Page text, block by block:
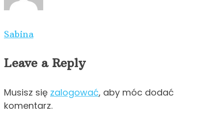
Sabina
Leave a Reply
Musisz się zalogować, aby móc dodać
komentarz.